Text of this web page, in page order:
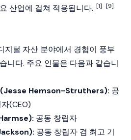
산업에 걸쳐 적용됩니다. [1] [9]
지털 자산 분야에서 경험이 풍부
니다. 주요 인물은 다음과 같습니
(Jesse Hemson-Struthers): 공
(CEO)
공동 창립자
공동 창립자 겸 최고 기